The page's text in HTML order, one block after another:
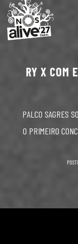
RY X COM
PALCO SAGRES
O PRIMEIRO